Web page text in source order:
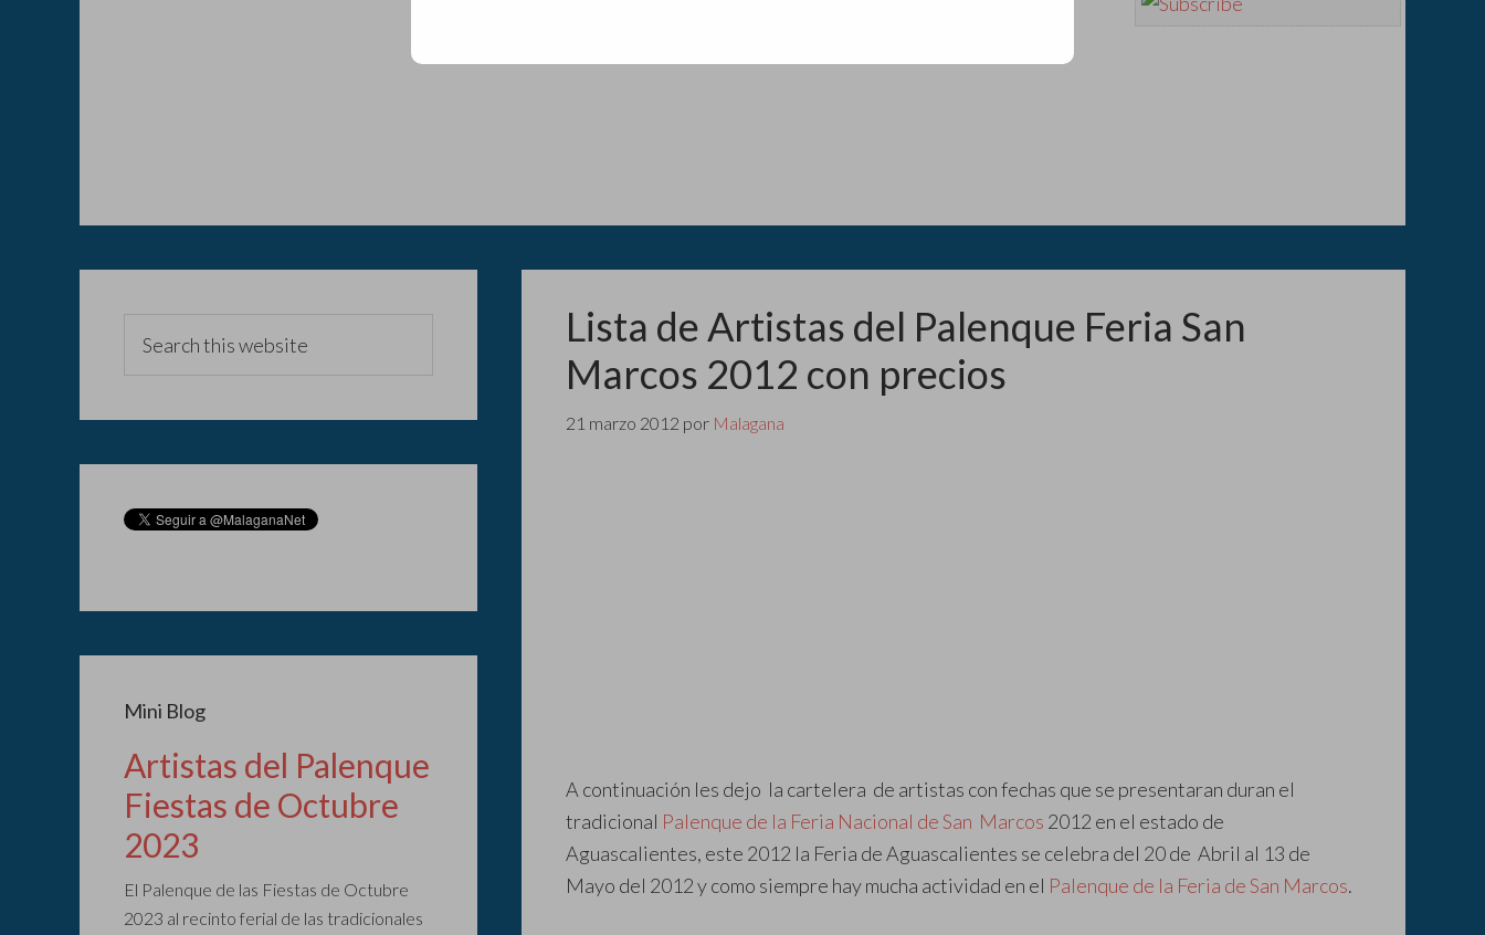
Lista de Artistas del Palenque Feria San
Marcos 2012 con precios
21 marzo 2012 por Malagana
A continuación les dejo la cartelera de artistas con fechas que se presentaran duran el
tradicional Palenque de la Feria Nacional de San Marcos 2012 en el estado de
Aguascalientes, este 2012 la Feria de Aguascalientes se celebra del 20 de Abril al 13 de
Mayo del 2012 y como siempre hay mucha actividad en el Palenque de la Feria de San Marcos.
Mini Blog
Artistas del Palenque
Fiestas de Octubre
2023
El Palenque de las Fiestas de Octubre
2023 al recinto ferial de las tradicionales